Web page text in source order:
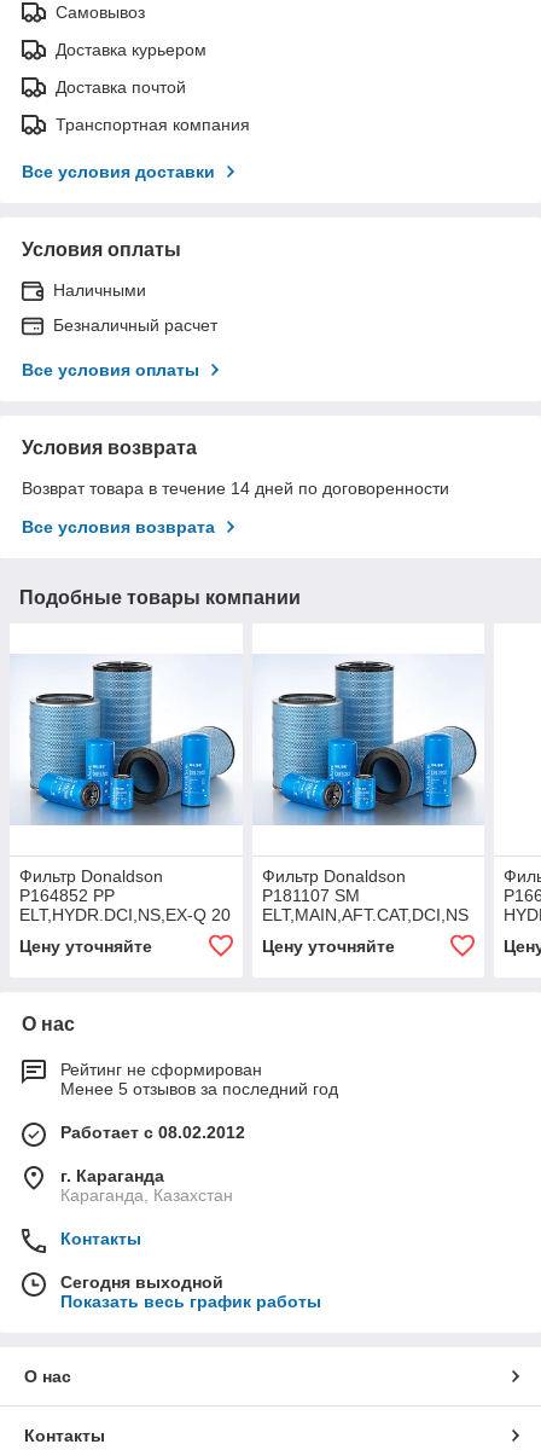
Самовывоз
Доставка курьером
Доставка почтой
Транспортная компания
Все условия доставки
Условия оплаты
Наличными
Безналичный расчет
Все условия оплаты
Условия возврата
Возврат товара в течение 14 дней по договоренности
Все условия возврата
Подобные товары компании
Фильтр Donaldson
P164852 PP
ELT,HYDR.DCI,NS,EX-Q 20
Цену уточняйте
Фильтр Donaldson
P181107 SM
ELT,MAIN,AFT.CAT,DCI,NS
Цену уточняйте
О нас
Рейтинг не сформирован
Менее 5 отзывов за последний год
Работает с 08.02.2012
г. Караганда
Караганда, Казахстан
Контакты
Сегодня выходной
Показать весь график работы
О нас
Контакты